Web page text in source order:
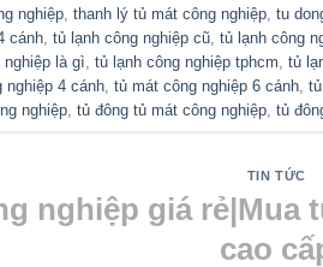
nghiệp thanh lý tủ mát công nghiệp tu
cánh tủ lạnh công nghiệp cũ tủ lạnh công
là gì tủ lạnh công nghiệp tphcm tủ
nghiệp 4 cánh tủ mát công nghiệp 6 cánh
nghiệp tủ đông tủ mát công nghiệp tủ
TIN TỨC
nghiệp giá rẻ|Mua
cao